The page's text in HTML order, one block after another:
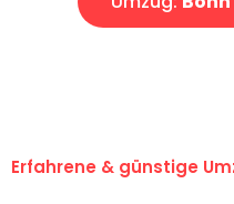
Erfahrene & günstige